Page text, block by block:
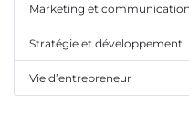
Marketing et communication
Stratégie et développement
Vie d’entrepreneur